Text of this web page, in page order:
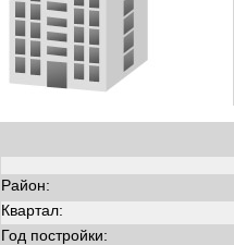
Район:
Квартал:
Год постройки: